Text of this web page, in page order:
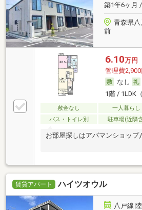
築1年6ヶ月
青森県八
前
6.10万円
管理費2,900
なし
1階 / 1LDK
敷金なし 一人暮らし
バス・トイレ別
駐車場(近隣
お部屋探しはアパマンショップ
賃貸アパート ハイツオウル
八戸線